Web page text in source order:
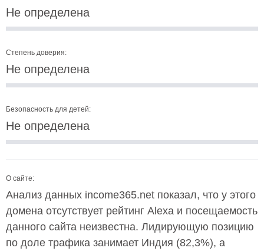
Не определена
Степень доверия:
Не определена
Безопасность для детей:
Не определена
О сайте:
Анализ данных income365.net показал, что у этого
домена отсутствует рейтинг Alexa и посещаемость
данного сайта неизвестна. Лидирующую позицию
по доле трафика занимает Индия (82,3%), а